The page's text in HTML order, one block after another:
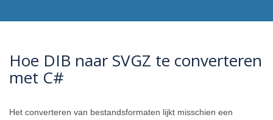
Hoe DIB naar SVGZ te converteren
met C#
Het converteren van bestandsformaten lijkt misschien een